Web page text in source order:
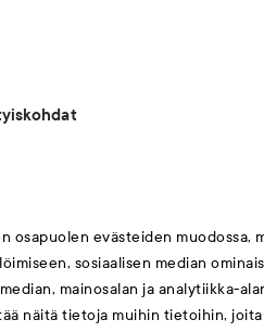
osapuolen evästeiden muodossa,
sosiaalisen median
mainosalan ja analytiikka-
näitä tietoja muihin tietoihin,
tykätä